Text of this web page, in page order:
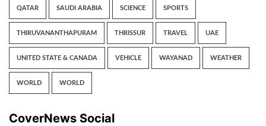
QATAR SAUDI ARABIA SCIENCE SPORTS
THIRUVANANTHAPURAM THRISSUR TRAVEL UAE
UNITED STATE & CANADA VEHICLE WAYANAD WEATHER
WORLD WORLD
CoverNews Social